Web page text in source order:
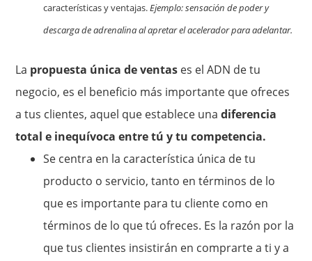
características y ventajas.Ejemplo: sensación de poder y
descarga de adrenalina al apretar el acelerador para adelantar.
La propuesta única de ventas es el ADN de tu
negocio, es el beneficio más importante que ofreces
a tus clientes, aquel que establece unadiferencia
total e inequívoca entre tú y tu competencia.
Se centra en la característica única de tu
producto o servicio, tanto en términos de lo
que es importante para tu cliente como en
términos de lo que tú ofreces. Es la razón por la
que tus clientes insistirán en comprarte a ti y a